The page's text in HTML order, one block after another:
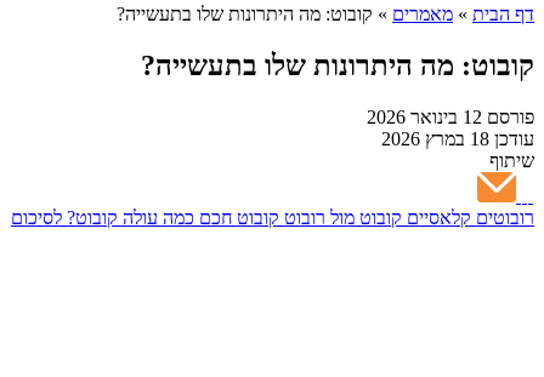
דף הבית » מאמרים » קובוט: מה היתרונות שלו בתעשייה?
קובוט: מה היתרונות שלו בתעשייה?
פורסם
עודכן
שיתוף
רובוטים קלאסיים קובוט מול רובוט קובוט חכם כמה עולה קובוט? לסיכום